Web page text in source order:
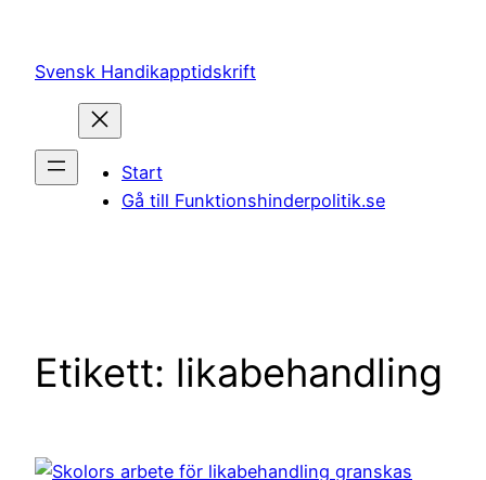
innehåll
Svensk Handikapptidskrift
Start
Gå till Funktionshinderpolitik.se
Etikett: likabehandling